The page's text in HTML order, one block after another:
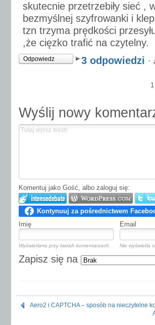
skutecnie przetrzebiły sieć ,
bezmyślnej szyfrowanki i
tzn trzyma prędkości
,że cięzko trafić na czytelny.
Odpowiedz 3 odpowiedzi ·
1
Wyślij nowy
Komentuj jako Gość, albo zaloguj się:
Imię Email
Wyświetlane przy twoich komentarzach. Nie wyświetla
Zapisz się na
Aero2 i CAPTCHA – sposób na nieczytelne